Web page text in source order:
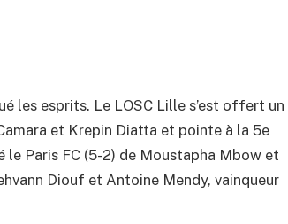
les esprits. Le LOSC Lille s’est offert un
et Krepin Diatta et pointe à la 5e
le Paris FC (5-2) de Moustapha Mbow et
Diouf et Antoine Mendy, vainqueur